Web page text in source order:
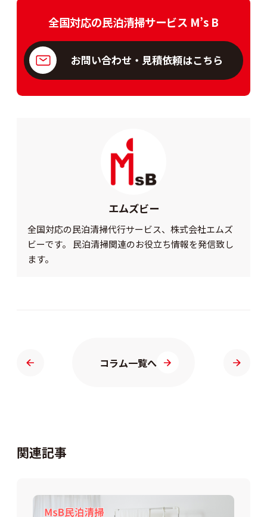
全国対応の民泊清掃サービス M’s B
お問い合わせ・見積依頼はこちら
エムズビー
全国対応の民泊清掃代行サービス、株式会社エムズ
ビーです。 民泊清掃関連のお役立ち情報を発信致し
ます。
コラム一覧へ
関連記事